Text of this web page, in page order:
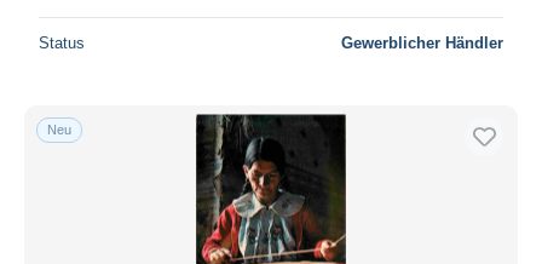
Status Gewerblicher Händler
Neu